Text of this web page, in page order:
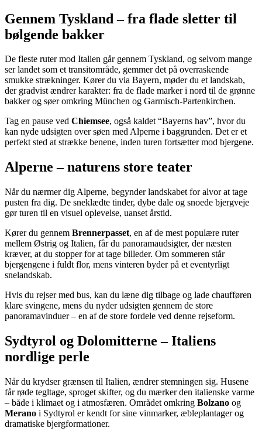
Gennem Tyskland – fra flade sletter til
bølgende bakker
De fleste ruter mod Italien går gennem Tyskland, og selvom mange
ser landet som et transitområde, gemmer det på overraskende
smukke strækninger. Kører du via Bayern, møder du et landskab,
der gradvist ændrer karakter: fra de flade marker i nord til de grønne
bakker og søer omkring München og Garmisch-Partenkirchen.
Tag en pause ved Chiemsee, også kaldet “Bayerns hav”, hvor du
kan nyde udsigten over søen med Alperne i baggrunden. Det er et
perfekt sted at strække benene, inden turen fortsætter mod bjergene.
Alperne – naturens store teater
Når du nærmer dig Alperne, begynder landskabet for alvor at tage
pusten fra dig. De sneklædte tinder, dybe dale og snoede bjergveje
gør turen til en visuel oplevelse, uanset årstid.
Kører du gennem Brennerpasset, en af de mest populære ruter
mellem Østrig og Italien, får du panoramaudsigter, der næsten
kræver, at du stopper for at tage billeder. Om sommeren står
bjergengene i fuldt flor, mens vinteren byder på et eventyrligt
snelandskab.
Hvis du rejser med bus, kan du læne dig tilbage og lade chaufføren
klare svingene, mens du nyder udsigten gennem de store
panoramavinduer – en af de store fordele ved denne rejseform.
Sydtyrol og Dolomitterne – Italiens
nordlige perle
Når du krydser grænsen til Italien, ændrer stemningen sig. Husene
får røde tegltage, sproget skifter, og du mærker den italienske varme
– både i klimaet og i atmosfæren. Området omkring Bolzano og
Merano i Sydtyrol er kendt for sine vinmarker, æbleplantager og
dramatiske bjergformationer.